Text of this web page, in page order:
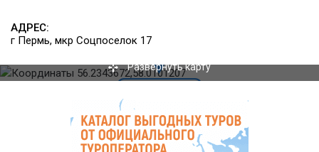
Инфраструктура
На территории центра:
дискозал;
летняя эстрада;
сауна с бассейном;
современная спортивная и детская площадки,
футбольное поле, волейбольная и баскетбольная
площадки.
АДРЕС:
г Пермь, мкр Соцпоселок 17
Развернуть карту